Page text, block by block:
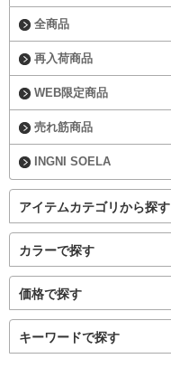
全商品
再入荷商品
WEB限定商品
売れ筋商品
INGNI SOELA
アイテムカテゴリから探す
カラーで探す
価格で探す
キーワードで探す